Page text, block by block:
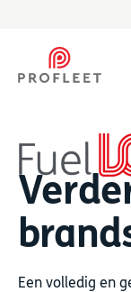
Een volledig en